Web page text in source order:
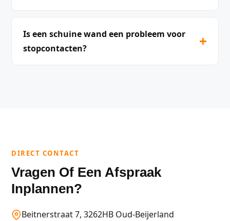
Is een schuine wand een probleem voor
stopcontacten?
+
DIRECT CONTACT
Vragen Of Een Afspraak
Inplannen?
Beitnerstraat 7, 3262HB Oud-Beijerland